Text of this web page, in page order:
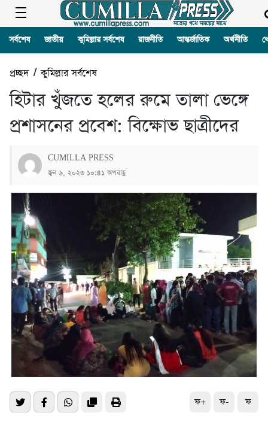
সর্বশেষ জাতীয় কুমিল্লার সর্বশেষ রাজনীতি আন্তর্জাতিক অর্থনীতি
প্রচ্ছদ/কুমিল্লার সর্বশেষ
হিটার খুঁজতে হলের রুমে তালা ভেঙ্গে
প্রশাসনের প্রবেশ: বিক্ষোভ ছাত্রীদের
CUMILLA PRESS
জুন ৬, ২০২৩ ১০:৪১ অপরাহ্ণ
ফ+ ফ- ফ